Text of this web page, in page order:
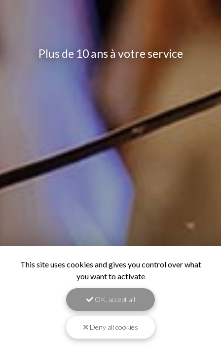
Plus de 10 ans à votre service
This site uses cookies and gives you control over what
you want to activate
OK, accept all
Deny all cookies